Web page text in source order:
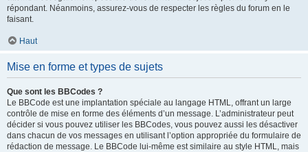
répondant. Néanmoins, assurez-vous de respecter les règles du forum en le
faisant.
Haut
Mise en forme et types de sujets
Que sont les BBCodes ?
Le BBCode est une implantation spéciale au langage HTML, offrant un large
contrôle de mise en forme des éléments d’un message. L’administrateur peut
décider si vous pouvez utiliser les BBCodes, vous pouvez aussi les désactiver
dans chacun de vos messages en utilisant l’option appropriée du formulaire de
rédaction de message. Le BBCode lui-même est similaire au style HTML, mais